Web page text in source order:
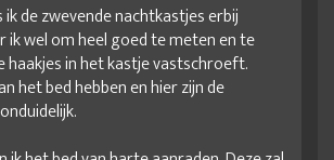
de zwevende nachtkastjes erbij
ik wel om heel goed te meten en te
haakjes in het kastje vastschroeft.
het bed hebben en hier zijn de